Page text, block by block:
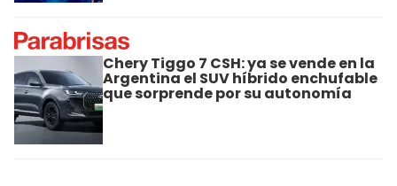
Chery Tiggo 7 CSH: ya se vende en la
Argentina el SUV híbrido enchufable
que sorprende por su autonomía